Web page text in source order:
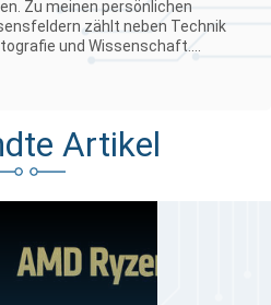
Zu meinen persönlichen
zählt neben Technik
und Wissenschaft....
Artikel